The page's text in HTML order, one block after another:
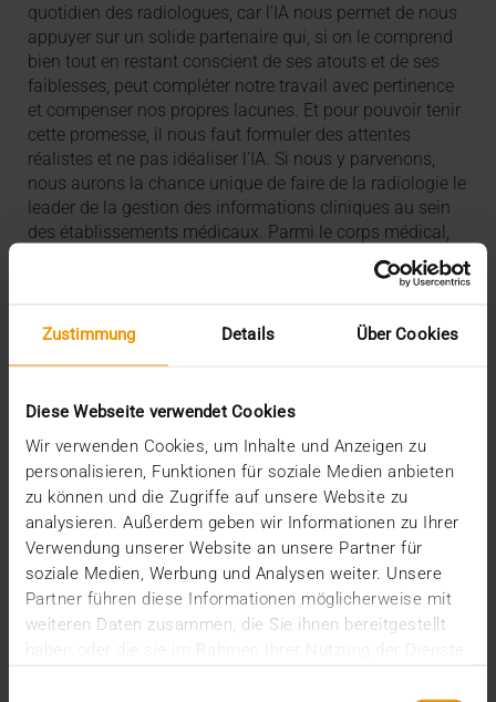
Zustimmung Details Über Cookies
Diese Webseite verwendet Cookies
Wir verwenden Cookies, um Inhalte und Anzeigen zu
personalisieren, Funktionen für soziale Medien anbieten
zu können und die Zugriffe auf unsere Website zu
analysieren. Außerdem geben wir Informationen zu Ihrer
Verwendung unserer Website an unsere Partner für
soziale Medien, Werbung und Analysen weiter. Unsere
Partner führen diese Informationen möglicherweise mit
weiteren Daten zusammen, die Sie ihnen bereitgestellt
quotidien des radiologues, car l’IA nous permet de nous
appuyer sur un solide partenaire qui, si on le comprend
bien tout en restant conscient de ses atouts et de ses
faiblesses, peut compléter notre travail avec pertinence
et compenser nos propres lacunes. Et pour pouvoir tenir
cette promesse, il nous faut formuler des attentes
réalistes et ne pas idéaliser l’IA. Si nous y parvenons,
nous aurons la chance unique de faire de la radiologie le
leader de la gestion des informations cliniques au sein
des établissements médicaux. Parmi le corps médical,
nous sommes ceux qui savons le mieux comment gérer
les informations. Et nous avons le plus d’expérience
discipline a de bonnes chances de gagner encore en